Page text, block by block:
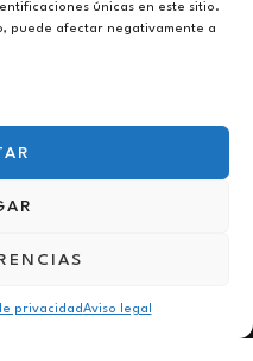
únicas en este sitio.
puede afectar negativamente a
privacidadAviso legal
personal en Antigua